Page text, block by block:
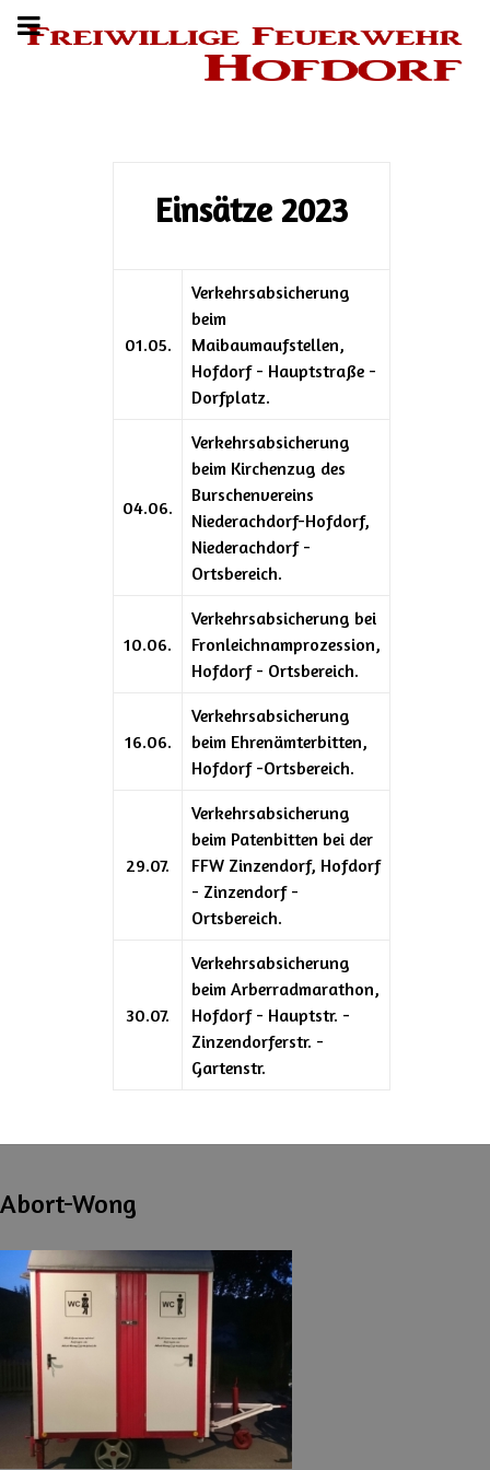
Einsätze 2023
01.05.
Verkehrsabsicherung
beim
Maibaumaufstellen,
Hofdorf - Hauptstraße -
Dorfplatz.
04.06.
Verkehrsabsicherung
beim Kirchenzug des
Burschenvereins
Niederachdorf-Hofdorf,
Niederachdorf -
Ortsbereich.
10.06.
Verkehrsabsicherung bei
Fronleichnamprozession,
Hofdorf - Ortsbereich.
16.06.
Verkehrsabsicherung
beim Ehrenämterbitten,
Hofdorf -Ortsbereich.
29.07.
Verkehrsabsicherung
beim Patenbitten bei der
FFW Zinzendorf, Hofdorf
- Zinzendorf -
Ortsbereich.
30.07.
Verkehrsabsicherung
beim Arberradmarathon,
Hofdorf - Hauptstr. -
Zinzendorferstr. -
Gartenstr.
Abort-Wong